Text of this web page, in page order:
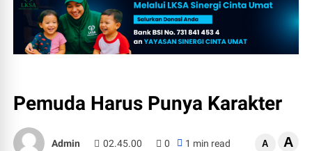
Pemuda Harus Punya Karakter
Admin 02.45.00 0 1 min read A A